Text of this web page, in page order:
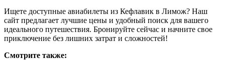
Ищете доступные авиабилеты из Кефлавик в Лимож? Наш
сайт предлагает лучшие цены и удобный поиск для вашего
идеального путешествия. Бронируйте сейчас и начните свое
приключение без лишних затрат и сложностей!
Смотрите также: